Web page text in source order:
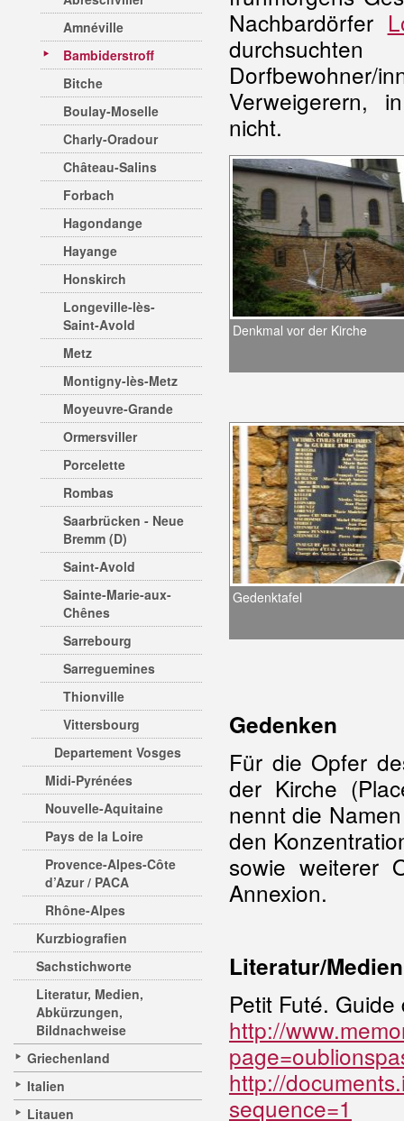
Amnéville
Bambiderstroff
Bitche
Boulay-Moselle
Charly-Oradour
Château-Salins
Forbach
Hagondange
Hayange
Honskirch
Longeville-lès-
Saint-Avold
Metz
Montigny-lès-Metz
Moyeuvre-Grande
Ormersviller
Porcelette
Rombas
Saarbrücken - Neue
Bremm (D)
Saint-Avold
Sainte-Marie-aux-
Chênes
Sarrebourg
Sarreguemines
Thionville
Vittersbourg
Departement Vosges
Midi-Pyrénées
Nouvelle-Aquitaine
Pays de la Loire
Provence-Alpes-Côte
d’Azur / PACA
Rhône-Alpes
Kurzbiografien
Sachstichworte
Literatur, Medien,
Abkürzungen,
Bildnachweise
Griechenland
Italien
Litauen
Nachbardörfer
Verweigerern,
nicht.
Denkmal vor der Kirche
Gedenktafel
Gedenken
Für die Opfer
der Kirche
nennt die
den
sowie weiterer
Annexion.
Literatur/Medien
Petit Futé.
http://
http://
sequence=1